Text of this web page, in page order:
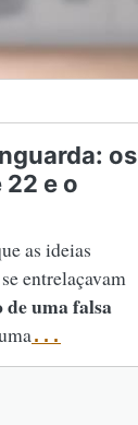
os
22 e o
as ideias
entrelaçavam
uma falsa
...